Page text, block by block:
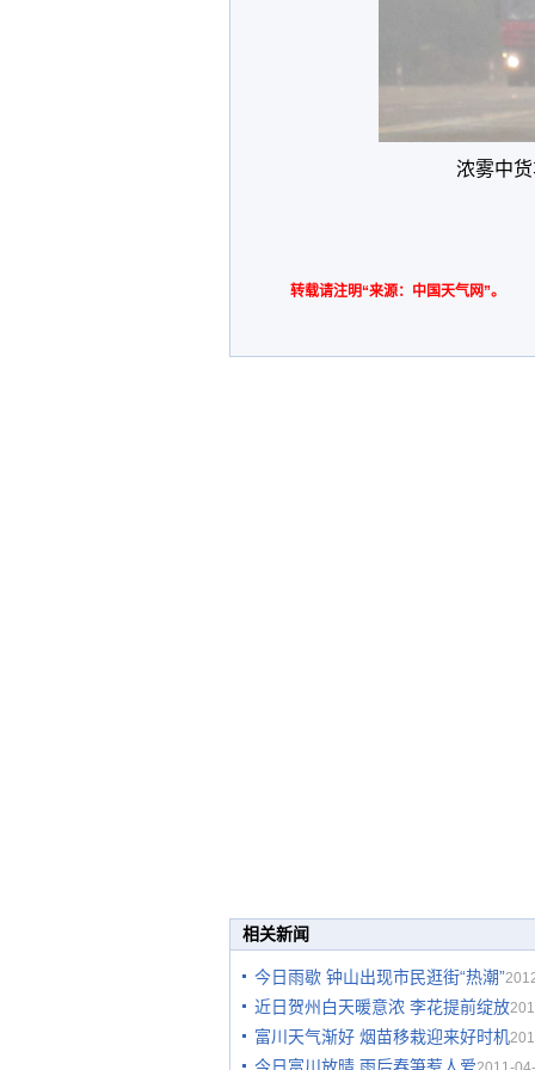
浓雾中
转载请注明“来源：中国天气网”。
相关新闻
今日雨歇 钟山出现市民逛街“热潮”
近日贺州白天暖意浓 李花提前绽放
富川天气渐好 烟苗移栽迎来好时机